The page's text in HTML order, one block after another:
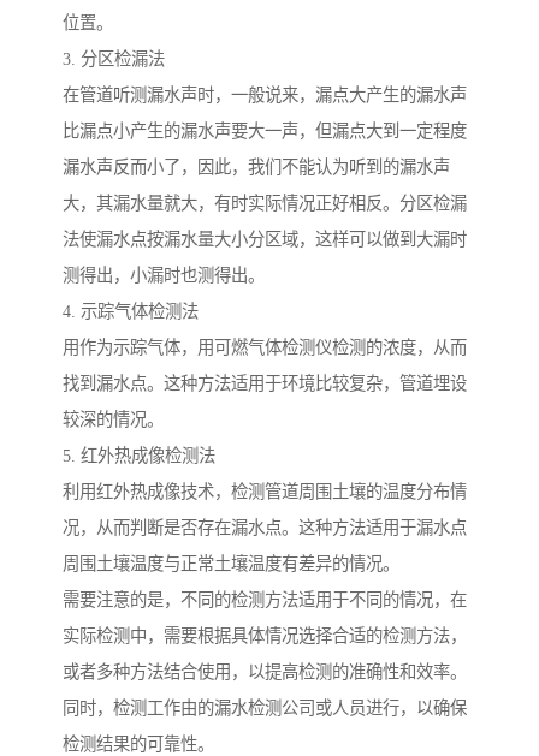
位置。
3. 分区检漏法
在管道听测漏水声时，一般说来，漏点大产生的漏水声
比漏点小产生的漏水声要大一声，但漏点大到一定程度
漏水声反而小了，因此，我们不能认为听到的漏水声
大，其漏水量就大，有时实际情况正好相反。分区检漏
法使漏水点按漏水量大小分区域，这样可以做到大漏时
测得出，小漏时也测得出。
4. 示踪气体检测法
用作为示踪气体，用可燃气体检测仪检测的浓度，从而
找到漏水点。这种方法适用于环境比较复杂，管道埋设
较深的情况。
5. 红外热成像检测法
利用红外热成像技术，检测管道周围土壤的温度分布情
况，从而判断是否存在漏水点。这种方法适用于漏水点
周围土壤温度与正常土壤温度有差异的情况。
需要注意的是，不同的检测方法适用于不同的情况，在
实际检测中，需要根据具体情况选择合适的检测方法，
或者多种方法结合使用，以提高检测的准确性和效率。
同时，检测工作由的漏水检测公司或人员进行，以确保
检测结果的可靠性。